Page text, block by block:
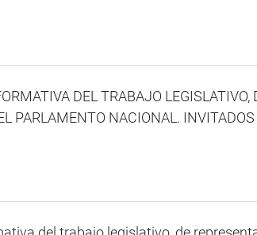
DEL TRABAJO LEGISLATIVO,
PARLAMENTO NACIONAL. INVITADOS